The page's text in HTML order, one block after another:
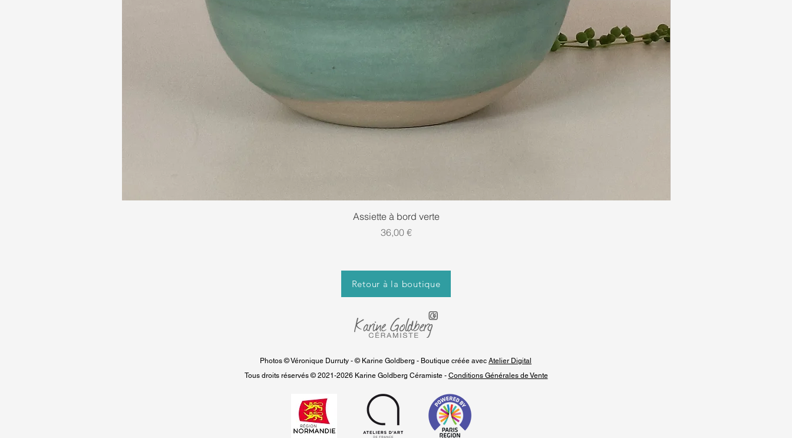
Aperçu rapide
Assiette à bord verte
Prix
36,00 €
Retour à la boutique
Photos © Véronique Durruty - © Karine Goldberg - Boutique créée avec Atelier Digital
Tous droits réservés © 2021-2026 Karine Goldberg Céramiste - Conditions Générales de Vente